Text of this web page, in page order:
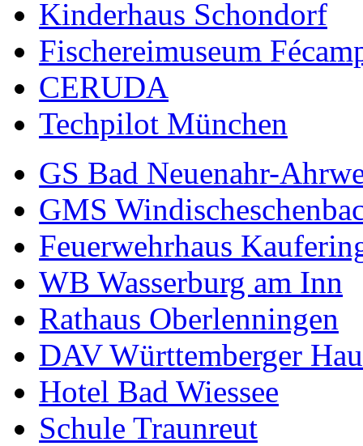
Kinderhaus Schondorf
Fischereimuseum
CERUDA
Techpilot München
GS Bad Neuenahr-
GMS
Feuerwehrhaus
WB Wasserburg am Inn
Rathaus Oberlenningen
DAV Württemberger
Hotel Bad Wiessee
Schule Traunreut